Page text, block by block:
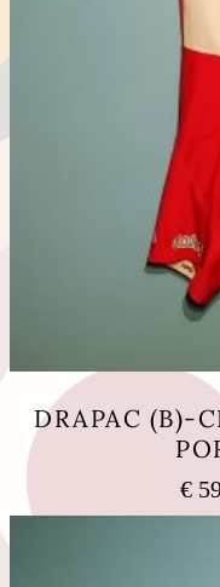
DRAPAC (B)-
€